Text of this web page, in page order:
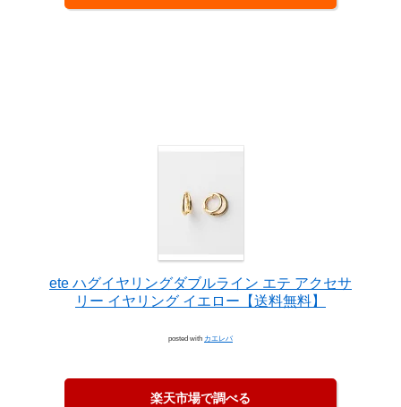
ete ハグイヤリングダブルライン エテ アクセサ
リー イヤリング イエロー【送料無料】
posted with カエレバ
楽天市場で調べる